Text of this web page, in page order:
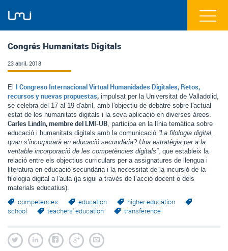
Congrés Humanitats Digitals
23 abril, 2018
El I Congreso Internacional Virtual Humanidades Digitales, Retos,
recursos y nuevas propuestas, impulsat per la Universitat de Valladolid,
se celebra del 17 al 19 d'abril, amb l'objectiu de debatre sobre l'actual
Carles Lindín, membre del LMI-UB, participa en la línia temàtica sobre
educació i humanitats digitals amb la comunicació “La filologia digital,
quan s’incorporarà en educació secundària? Una estratègia per a la
veritable incorporació de les competències digitals”, que estableix la
relació entre els objectius curriculars per a assignatures de llengua i
literatura en educació secundària i la necessitat de la incursió de la
filologia digital a l'aula (ja sigui a través de l’acció docent o dels
materials educatius).
competences education
higher education
school
teachers' education transference